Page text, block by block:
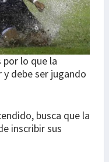
lo que la
y debe ser jugando
busca que la
inscribir sus